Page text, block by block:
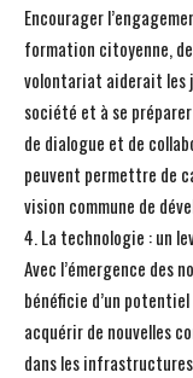
Encourager
formation citoyenne,
volontariat aiderait les
société et à se
de dialogue et de
peuvent permettre de
vision commune de
4. La technologie : un
Avec l’émergence des
bénéficie d’un
acquérir de nouvelles
dans les